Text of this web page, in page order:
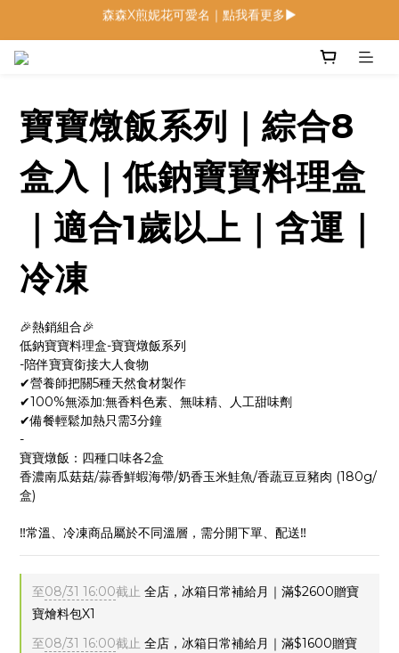
低鈉燉飯燉麵回歸 趕緊補貨！
低鈉燉飯燉麵回歸 趕緊補貨！
低鈉燉飯燉麵回歸 趕緊補貨！
寶寶燉飯系列｜綜合8
盒入｜低鈉寶寶料理盒
｜適合1歲以上｜含運｜
冷凍
🎉熱銷組合🎉
低鈉寶寶料理盒-寶寶燉飯系列
-陪伴寶寶銜接大人食物
✔營養師把關5種天然食材製作
✔100%無添加:無香料色素、無味精、人工甜味劑
✔備餐輕鬆加熱只需3分鐘
-
寶寶燉飯：四種口味各2盒
香濃南瓜菇菇/蒜香鮮蝦海帶/奶香玉米鮭魚/香蔬豆豆豬肉 (180g/
盒)
‼️常溫、冷凍商品屬於不同溫層，需分開下單、配送‼️
至08/31 16:00截止 全店，冰箱日常補給月｜滿$2600贈寶
寶燴料包X1
至08/31 16:00截止 全店，冰箱日常補給月｜滿$1600贈寶